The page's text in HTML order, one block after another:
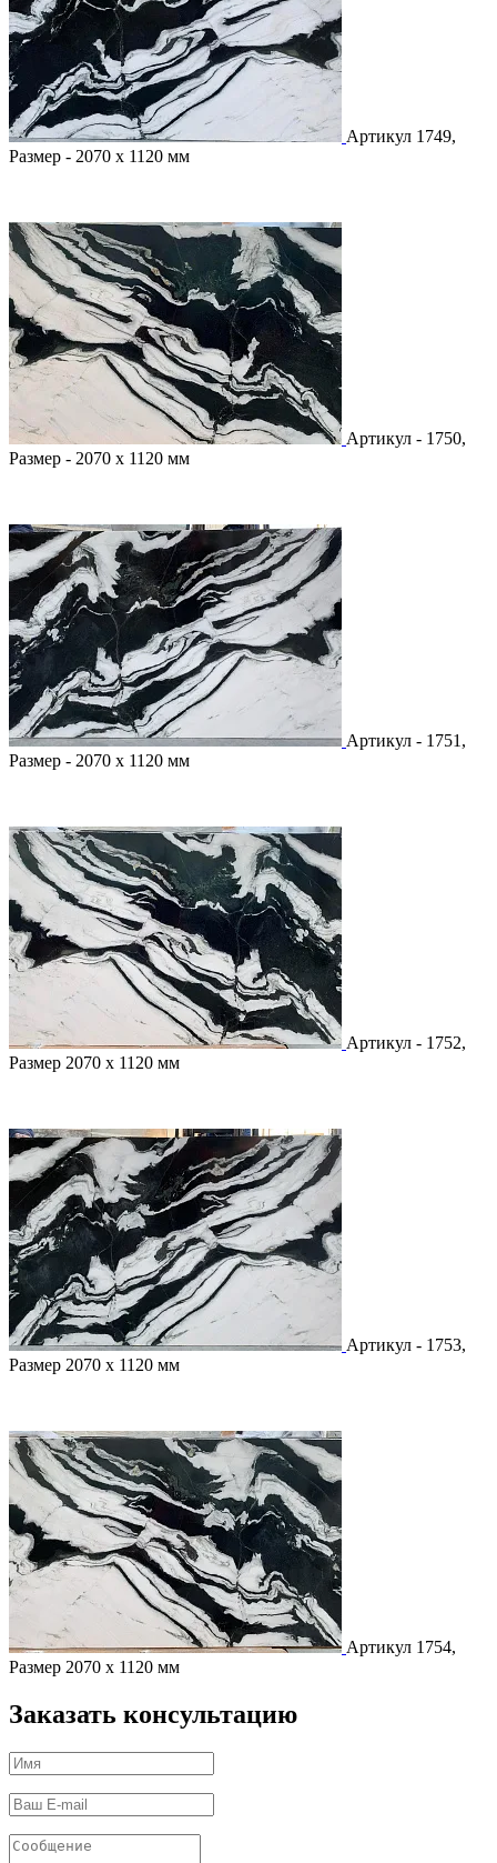
Артикул 1749,
Размер - 2070 х 1120 мм
Артикул - 1750,
Размер - 2070 х 1120 мм
Артикул - 1751,
Размер - 2070 х 1120 мм
Артикул - 1752,
Размер 2070 х 1120 мм
Артикул - 1753,
Размер 2070 х 1120 мм
Артикул 1754,
Размер 2070 х 1120 мм
Заказать консультацию